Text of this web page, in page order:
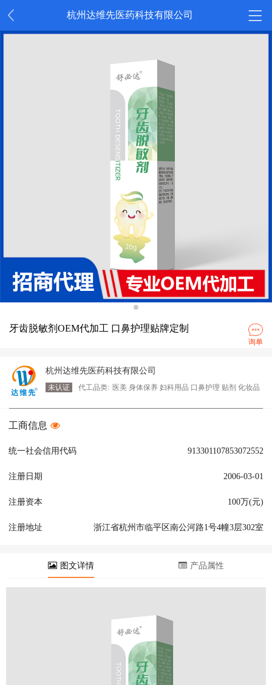
杭州达维先医药科技有限公司
牙齿脱敏剂OEM代加工 口鼻护理贴牌定制
询单
杭州达维先医药科技有限公司
未认证 代工品类: 医美 身体保养 妇科用品 口鼻护理 贴剂 化妆品
工商信息
统一社会信用代码 913301107853072552
注册日期 2006-03-01
注册资本 100万(元)
注册地址 浙江省杭州市临平区南公河路1号4幢3层302室
图文详情 产品属性